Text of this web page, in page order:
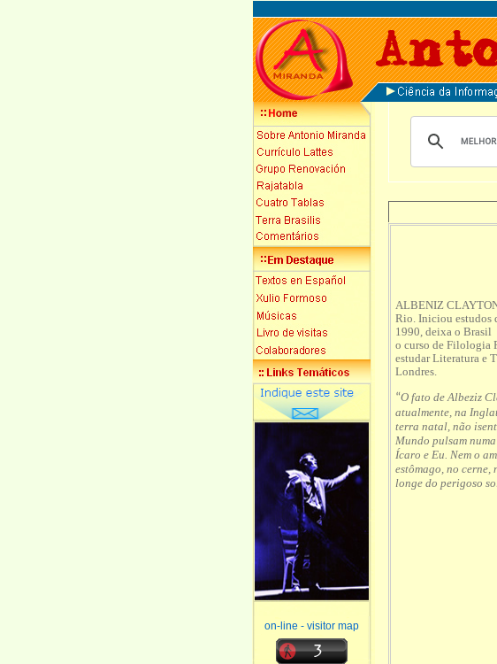
on-line - visitor map
ALBENIZ
Rio. Iniciou estudos
1990, deixa o Brasil
o curso de Filologia
estudar Literatura e
Londres.
“O fato de Albeziz
atualmente, na
terra natal, não
Mundo pulsam
Ícaro e Eu. Nem o
estômago, no cerne,
longe do perigoso